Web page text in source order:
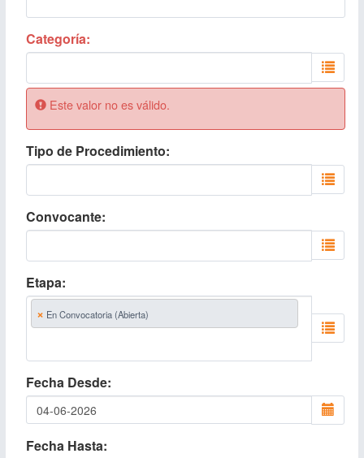
Categoría
Este valor no es válido.
Tipo de Procedimiento
Convocante
Etapa
× En Convocatoria (Abierta)
Fecha Desde
Fecha Hasta